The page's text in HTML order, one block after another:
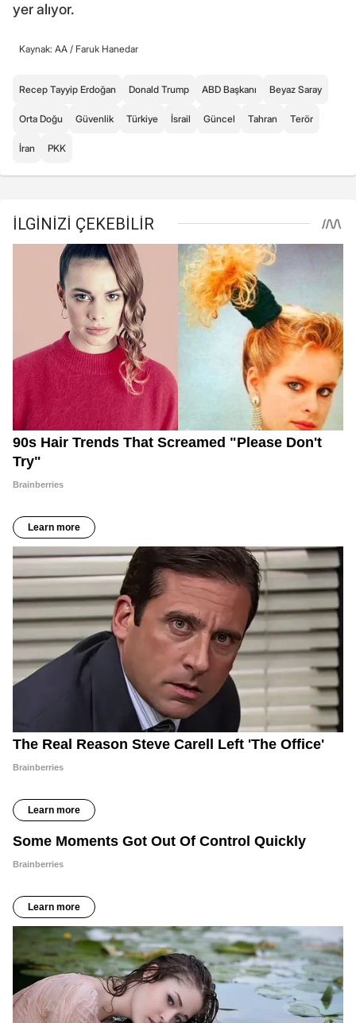
yer alıyor.
Kaynak: AA / Faruk Hanedar
Recep Tayyip Erdoğan Donald Trump ABD Başkanı Beyaz Saray
Orta Doğu Güvenlik Türkiye İsrail Güncel Tahran Terör
İran PKK